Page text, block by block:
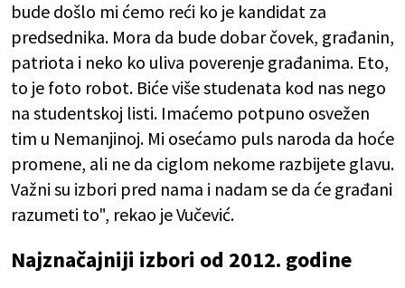
bude došlo mi ćemo reći ko je kandidat za
predsednika. Mora da bude dobar čovek, građanin,
patriota i neko ko uliva poverenje građanima. Eto,
to je foto robot. Biće više studenata kod nas nego
na studentskoj listi. Imaćemo potpuno osvežen
tim u Nemanjinoj. Mi osećamo puls naroda da hoće
promene, ali ne da ciglom nekome razbijete glavu.
Važni su izbori pred nama i nadam se da će građani
razumeti to", rekao je Vučević.
Najznačajniji izbori od 2012. godine